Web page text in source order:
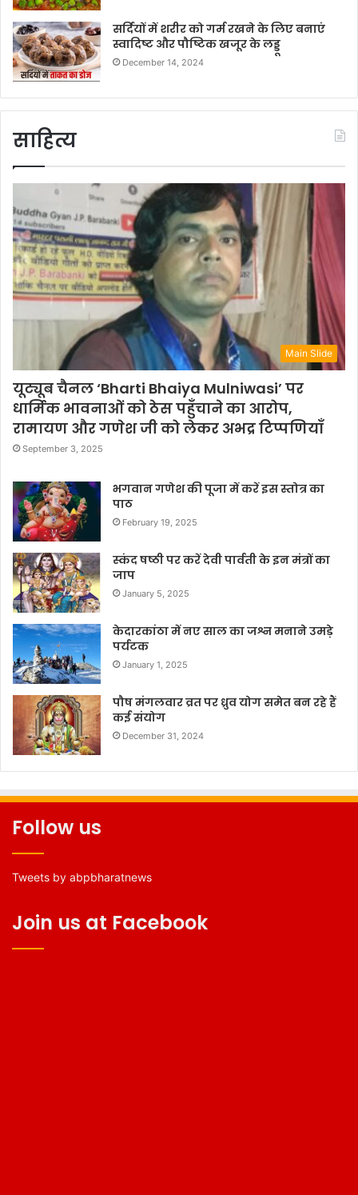
सर्दियों में शरीर को गर्म रखने के लिए बनाएं
स्वादिष्ट और पौष्टिक खजूर के लड्डू
December 14, 2024
साहित्य
Main Slide
यूट्यूब चैनल ‘Bharti Bhaiya Mulniwasi’ पर
धार्मिक भावनाओं को ठेस पहुँचाने का आरोप,
रामायण और गणेश जी को लेकर अभद्र टिप्पणियाँ
September 3, 2025
भगवान गणेश की पूजा में करें इस स्तोत्र का
पाठ
February 19, 2025
स्कंद षष्ठी पर करें देवी पार्वती के इन मंत्रों का
जाप
January 5, 2025
केदारकांठा में नए साल का जश्न मनाने उमड़े
पर्यटक
January 1, 2025
पौष मंगलवार व्रत पर ध्रुव योग समेत बन रहे हैं
कई संयोग
December 31, 2024
Follow us
Tweets by abpbharatnews
Join us at Facebook